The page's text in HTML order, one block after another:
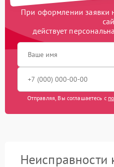
При оформлении заявки
действует
Отправляя, Вы соглашаетесь с
Неисправности